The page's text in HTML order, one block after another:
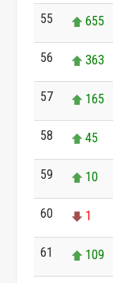
55 655
56 363
57 165
58 45
59 10
60 1
61 109